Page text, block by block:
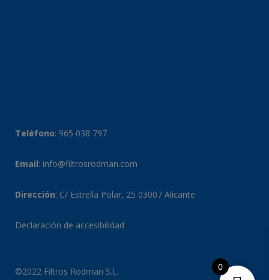
Teléfono: 965 038 797
Email: info@filtrosrodman.com
Dirección: C/ Estrella Polar, 25 03007 Alicante
Declaración de accesibilidad
©2022 Filtros Rodman S.L. 0